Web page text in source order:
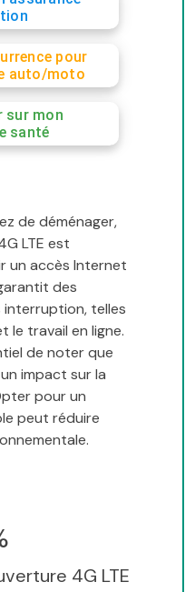
pour
auto/moto
sur mon
santé
de déménager,
LTE est
un accès Internet
des
interruption, telles
le travail en ligne.
de noter que
impact sur la
pour un
peut réduire
4G LTE